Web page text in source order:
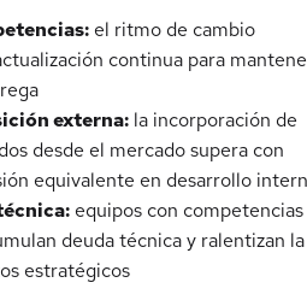
el ritmo de cambio
continua para
externa: la incorporación de
desde el mercado supera con
equivalente en desarrollo
equipos con competencias
deuda técnica y ralentizan la
estratégicos